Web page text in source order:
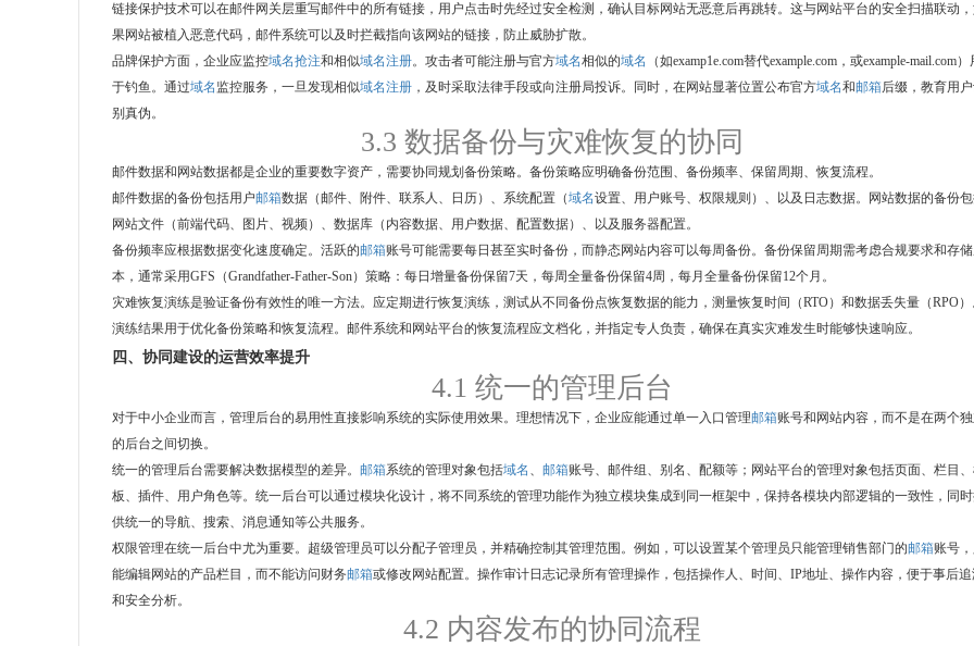
链接保护技术可以在邮件网关层重写邮件中的所有链接，用户点击时先经过安全检测，确认目标网站无恶意后再跳转。这与网站平台的安全扫描联动
果网站被植入恶意代码，邮件系统可以及时拦截指向该网站的链接，防止威胁扩散。
品牌保护方面，企业应监控域名抢注和相似域名注册。攻击者可能注册与官方域名相似的域名
（如examp1e.com替代example.com，或example-mail.com）
于钓鱼。通过域名 监控服务，一旦发现相似域名注册 ，及时采取法律手段或向注册局投诉。同时，在网站显著位置公布官方域名和邮箱后缀，教育用
别真伪。
3.3 数据备份与灾难恢复的协同
邮件数据和网站数据都是企业的重要数字资产，需要协同规划备份策略。备份策略应明确备份范围、备份频率、保留周期、恢复流程。
邮件数据的备份包括用户邮箱数据（邮件、附件、联系人、日历）、系统配置（域名设置、用户账号、权限规则）、以及日志数据。网站数据的备份
网站文件（前端代码、图片、视频）、数据库（内容数据、用户数据、配置数据）、以及服务器配置。
备份频率应根据数据变化速度确定。活跃的邮箱账号可能需要每日甚至实时备份，而静态网站内容可以每周备份。备份保留周期需考虑合规要求和存
本，通常采用GFS（Grandfather-Father-Son）策略：每日增量备份保留7天，每周全量备份保留4周，每月全量备份保留12个月。
灾难恢复演练是验证备份有效性的唯一方法。应定期进行恢复演练，测试从不同备份点恢复数据的能力，测量恢复时间（RTO）和数据丢失量（RPO）
演练结果用于优化备份策略和恢复流程。邮件系统和网站平台的恢复流程应文档化，并指定专人负责，确保在真实灾难发生时能够快速响应。
四、协同建设的运营效率提升
4.1 统一的管理后台
对于中小企业而言，管理后台的易用性直接影响系统的实际使用效果。理想情况下，企业应能通过单一入口管理邮箱账号和网站内容，而不是在两个
的后台之间切换。
统一的管理后台需要解决数据模型的差异。 邮箱系统的管理对象包括域名 、 邮箱账号、邮件组、别名、配额等；网站平台的管理对象包括页面、栏目
板、插件、用户角色等。统一后台可以通过模块化设计，将不同系统的管理功能作为独立模块集成到同一框架中，保持各模块内部逻辑的一致性，同
供统一的导航、搜索、消息通知等公共服务。
权限管理在统一后台中尤为重要。超级管理员可以分配子管理员，并精确控制其管理范围。例如，可以设置某个管理员只能管理销售部门的邮箱账号，
能编辑网站的产品栏目，而不能访问财务邮箱或修改网站配置。操作审计日志记录所有管理操作，包括操作人、时间、IP地址、操作内容，便于事后追
和安全分析。
4.2 内容发布的协同流程